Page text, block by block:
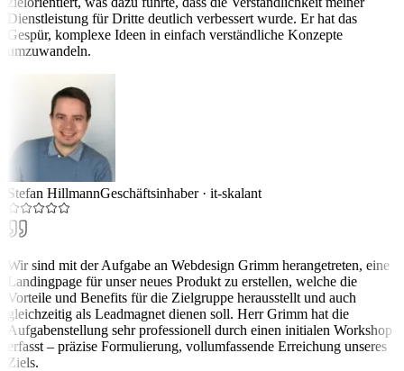
Dienstleistung für Dritte deutlich verbessert wurde. Er hat das
Gespür, komplexe Ideen in einfach verständliche Konzepte
umzuwandeln.
Stefan HillmannGeschäftsinhaber· it-skalant
Wir sind mit der Aufgabe an Webdesign Grimm herangetreten, eine
Landingpage für unser neues Produkt zu erstellen, welche die
Vorteile und Benefits für die Zielgruppe herausstellt und auch
gleichzeitig als Leadmagnet dienen soll. Herr Grimm hat die
Aufgabenstellung sehr professionell durch einen initialen Workshop
erfasst – präzise Formulierung, vollumfassende Erreichung unseres
Ziels.